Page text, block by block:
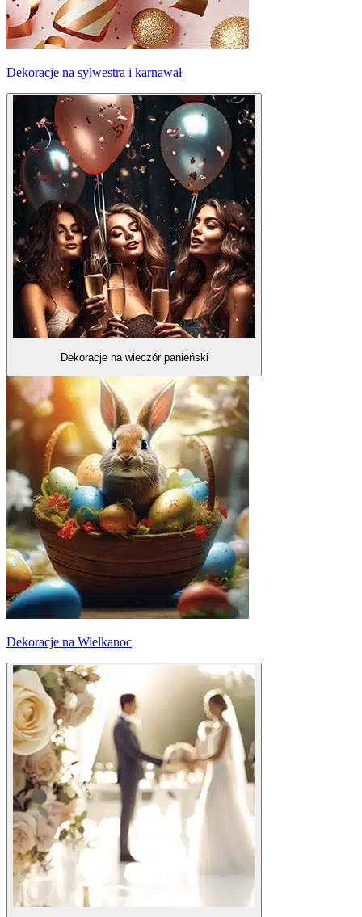
Dekoracje na sylwestra i karnawał
Dekoracje na wieczór panieński
Dekoracje na Wielkanoc